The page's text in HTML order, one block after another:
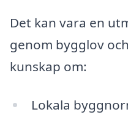
Det kan vara en
genom bygglov
kunskap om:
Lokala